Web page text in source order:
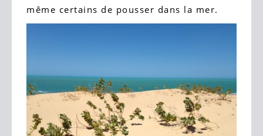
même certains de pousser dans la mer.